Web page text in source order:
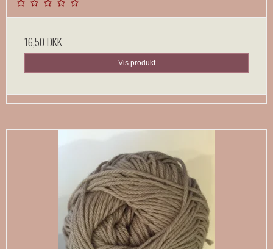
16,50 DKK
Vis produkt